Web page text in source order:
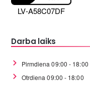
LV-A58C07DF
Darba laiks
Pirmdiena 09:00 - 18:00
Otrdiena 09:00 - 18:00